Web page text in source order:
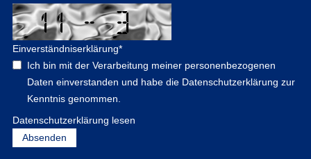
Einverständniserklärung*
Ich bin mit der Verarbeitung meiner personenbezogenen
Daten einverstanden und habe die Datenschutzerklärung zur
Kenntnis genommen.
Datenschutzerklärung lesen